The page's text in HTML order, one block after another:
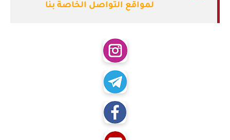
لمواقع التواصل الخاصة بنا